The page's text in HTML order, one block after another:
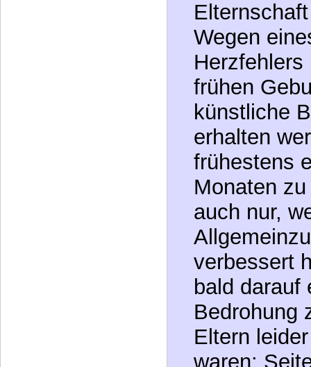
weil sich
Wissens
Leben und
Wegen
Herzfehlers
frühen
künstliche
erhalten
frühestens
Monaten
auch nur,
verbessert